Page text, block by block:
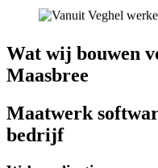
Wat wij bouwen
Maasbree
Maatwerk
bedrijf